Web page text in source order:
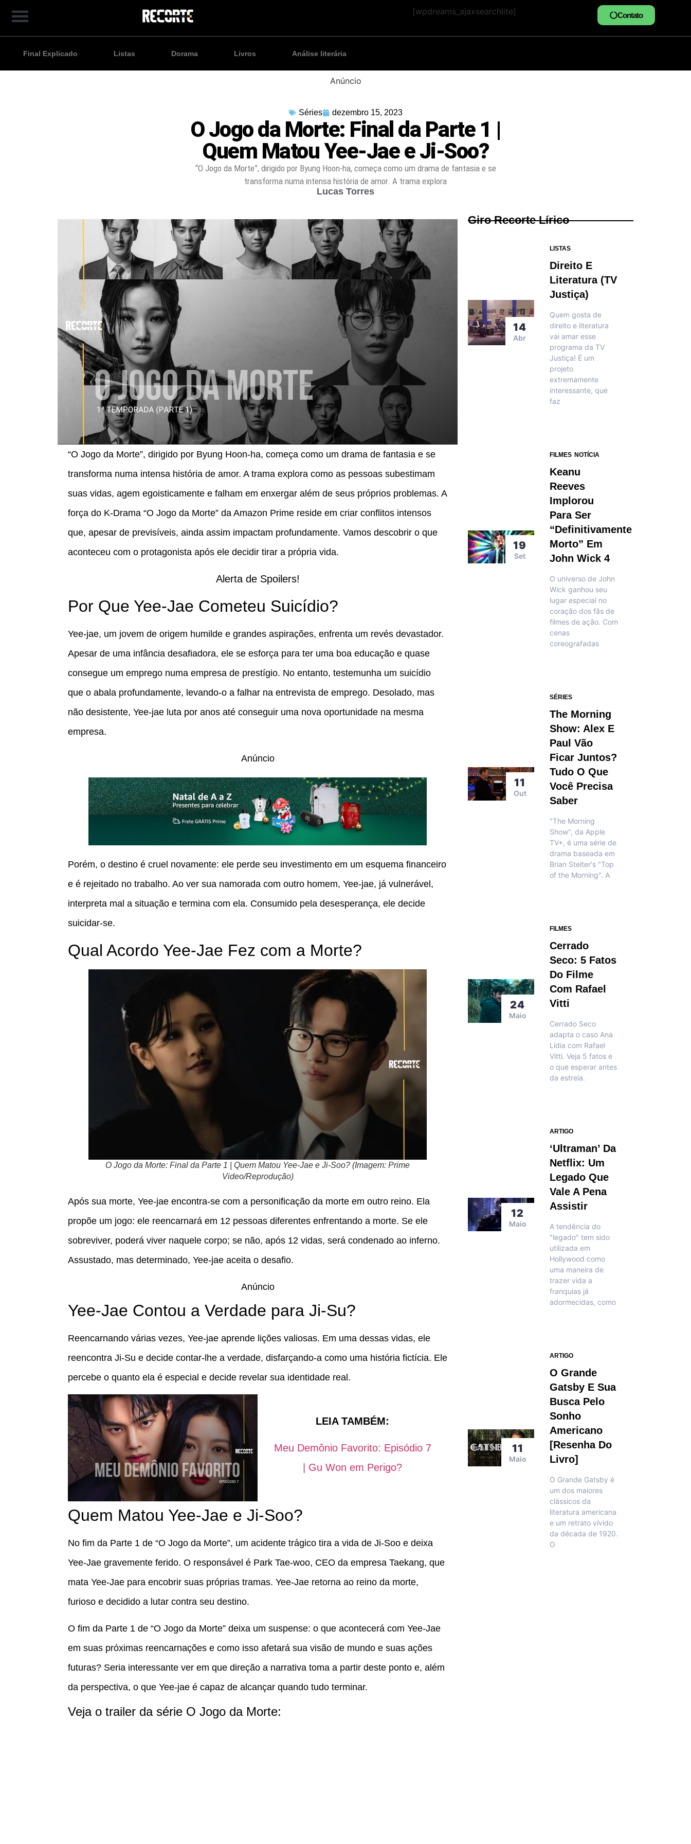
[wpdreams_ajaxsearchlite] Contato
Final Explicado Listas Dorama Livros Análise literária
Anúncio
Séries dezembro 15, 2023
O Jogo da Morte: Final da Parte 1 |
Quem Matou Yee-Jae e Ji-Soo?
“O Jogo da Morte”, dirigido por Byung Hoon-ha, começa como um drama de fantasia e se
transforma numa intensa história de amor. A trama explora
Lucas Torres
“O Jogo da Morte”, dirigido por Byung Hoon-ha, começa como um drama de fantasia e se
transforma numa intensa história de amor. A trama explora como as pessoas subestimam
suas vidas, agem egoisticamente e falham em enxergar além de seus próprios problemas. A
força do K-Drama “O Jogo da Morte” da Amazon Prime reside em criar conflitos intensos
que, apesar de previsíveis, ainda assim impactam profundamente. Vamos descobrir o que
aconteceu com o protagonista após ele decidir tirar a própria vida.
Alerta de Spoilers!
Por Que Yee-Jae Cometeu Suicídio?
Yee-jae, um jovem de origem humilde e grandes aspirações, enfrenta um revés devastador.
Apesar de uma infância desafiadora, ele se esforça para ter uma boa educação e quase
consegue um emprego numa empresa de prestígio. No entanto, testemunha um suicídio
que o abala profundamente, levando-o a falhar na entrevista de emprego. Desolado, mas
não desistente, Yee-jae luta por anos até conseguir uma nova oportunidade na mesma
empresa.
Anúncio
Porém, o destino é cruel novamente: ele perde seu investimento em um esquema financeiro
e é rejeitado no trabalho. Ao ver sua namorada com outro homem, Yee-jae, já vulnerável,
interpreta mal a situação e termina com ela. Consumido pela desesperança, ele decide
suicidar-se.
Qual Acordo Yee-Jae Fez com a Morte?
O Jogo da Morte: Final da Parte 1 | Quem Matou Yee-Jae e Ji-Soo? (Imagem: Prime
Video/Reprodução)
Após sua morte, Yee-jae encontra-se com a personificação da morte em outro reino. Ela
propõe um jogo: ele reencarnará em 12 pessoas diferentes enfrentando a morte. Se ele
sobreviver, poderá viver naquele corpo; se não, após 12 vidas, será condenado ao inferno.
Assustado, mas determinado, Yee-jae aceita o desafio.
Anúncio
Yee-Jae Contou a Verdade para Ji-Su?
Reencarnando várias vezes, Yee-jae aprende lições valiosas. Em uma dessas vidas, ele
reencontra Ji-Su e decide contar-lhe a verdade, disfarçando-a como uma história fictícia. Ele
percebe o quanto ela é especial e decide revelar sua identidade real.
LEIA TAMBÉM:
Meu Demônio Favorito: Episódio 7
| Gu Won em Perigo?
Quem Matou Yee-Jae e Ji-Soo?
No fim da Parte 1 de “O Jogo da Morte”, um acidente trágico tira a vida de Ji-Soo e deixa
Yee-Jae gravemente ferido. O responsável é Park Tae-woo, CEO da empresa Taekang, que
mata Yee-Jae para encobrir suas próprias tramas. Yee-Jae retorna ao reino da morte,
furioso e decidido a lutar contra seu destino.
O fim da Parte 1 de “O Jogo da Morte” deixa um suspense: o que acontecerá com Yee-Jae
em suas próximas reencarnações e como isso afetará sua visão de mundo e suas ações
futuras? Seria interessante ver em que direção a narrativa toma a partir deste ponto e, além
da perspectiva, o que Yee-jae é capaz de alcançar quando tudo terminar.
Veja o trailer da série O Jogo da Morte:
Giro Recorte Lírico
14
Abr
LISTAS
Direito E
Literatura (TV
Justiça)
Quem gosta de
direito e literatura
vai amar esse
programa da TV
Justiça! É um
projeto
extremamente
interessante, que
faz
19
Set
FILMES NOTÍCIA
Keanu
Reeves
Implorou
Para Ser
“Definitivamente
Morto” Em
John Wick 4
O universo de John
Wick ganhou seu
lugar especial no
coração dos fãs de
filmes de ação. Com
cenas
coreografadas
11
Out
SÉRIES
The Morning
Show: Alex E
Paul Vão
Ficar Juntos?
Tudo O Que
Você Precisa
Saber
"The Morning
Show", da Apple
TV+, é uma série de
drama baseada em
Brian Stelter's "Top
of the Morning". A
24
Maio
FILMES
Cerrado
Seco: 5 Fatos
Do Filme
Com Rafael
Vitti
Cerrado Seco
adapta o caso Ana
Lídia com Rafael
Vitti. Veja 5 fatos e
o que esperar antes
da estreia.
12
Maio
ARTIGO
‘Ultraman’ Da
Netflix: Um
Legado Que
Vale A Pena
Assistir
A tendência do
"legado" tem sido
utilizada em
Hollywood como
uma maneira de
trazer vida a
franquias já
adormecidas, como
11
Maio
ARTIGO
O Grande
Gatsby E Sua
Busca Pelo
Sonho
Americano
[resenha Do
Livro]
O Grande Gatsby é
um dos maiores
clássicos da
literatura americana
e um retrato vívido
da década de 1920.
O